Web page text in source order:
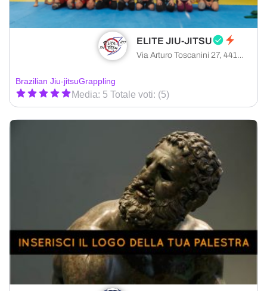
ELITE JIU-JITSU
Via Arturo Toscanini 27, 44124 Ferrara provincia di Ferrara, Italia
Brazilian Jiu-jitsuGrappling
Media: 5 Totale voti: (5)